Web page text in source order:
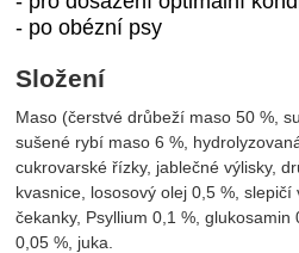
- po obézní psy
Složení
Maso (čerstvé drůbeží maso 50 %,
sušené rybí maso 6 %,
cukrovarské řízky, jablečné výlisky,
kvasnice, lososový olej 0,5 %,
čekanky, Psyllium 0,1 %,
0,05 %, juka.